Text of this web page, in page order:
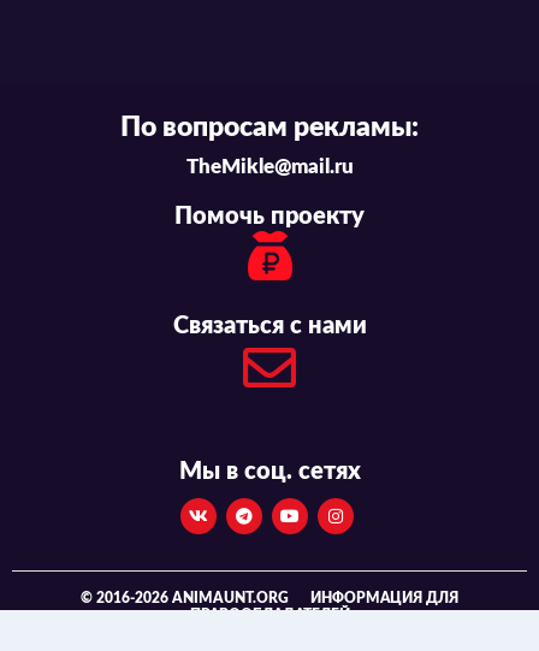
По вопросам рекламы:
TheMikle@mail.ru
Помочь проекту
Связаться с нами
Мы в соц. сетях
© 2016-2026 ANIMAUNT.ORG
ИНФОРМАЦИЯ ДЛЯ
ПРАВООБЛАДАТЕЛЕЙ